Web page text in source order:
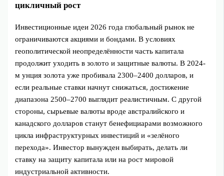
цикличный рост
Инвестиционные идеи 2026 года глобальный рынок не
ограничиваются акциями и бондами. В условиях
геополитической неопределённости часть капитала
продолжит уходить в золото и защитные валюты. В 2024-
м унция золота уже пробивала 2300–2400 долларов, и
если реальные ставки начнут снижаться, достижение
диапазона 2500–2700 выглядит реалистичным. С другой
стороны, сырьевые валюты вроде австралийского и
канадского долларов станут бенефициарами возможного
цикла инфраструктурных инвестиций и «зелёного
перехода». Инвестор вынужден выбирать, делать ли
ставку на защиту капитала или на рост мировой
индустриальной активности.